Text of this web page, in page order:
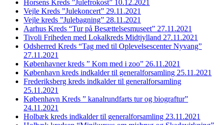
Horsens Kreds ”Julefrokost” 10.12.2021
Vejle Kreds ”Julekoncert” 29.11.2021
Vejle kreds ”Julebagning” 28.11.2021
Aarhus Kreds “Tur på Besættelsesmuseet” 27.11.2021
Tivoli Friheden med Lokalkreds Midtjylland 27.11.2021
Odsherred Kreds “Tag med til Oplevelsescenter Nyvang”
27.11.2021
Københavner kreds ” Kom med i zoo” 26.11.2021
København kreds indkalder til generalforsamling 25.11.2021
Frederiksberg kreds indkalder til generalforsamling
25.11.2021
København Kreds ” kanalrundfarts tur og biograftur”
24.11.2021
Holbæk kreds indkalder til generalforsamling 23.11.2021